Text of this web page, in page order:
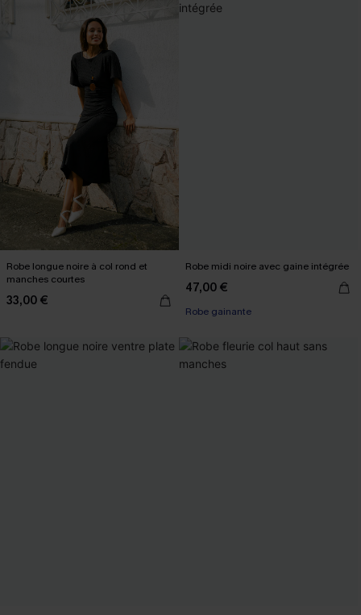
Robe longue noire à col rond et
manches courtes
33,00 €
Robe midi noire avec gaine intégrée
47,00 €
Robe gainante